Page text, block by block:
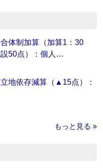
体制加算（加算1：30
50点）：個人…
地依存減算（▲15点）：
もっと見る »